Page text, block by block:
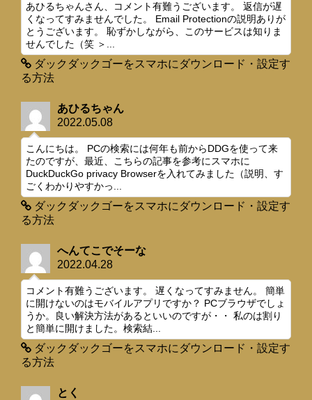
あひるちゃんさん、コメント有難うございます。 返信が遅
くなってすみませんでした。 Email Protectionの説明ありが
とうございます。 恥ずかしながら、このサービスは知りま
せんでした（笑 ＞...
ダックダックゴーをスマホにダウンロード・設定す
る方法
あひるちゃん
2022.05.08
こんにちは。 PCの検索には何年も前からDDGを使って来
たのですが、最近、こちらの記事を参考にスマホに
DuckDuckGo privacy Browserを入れてみました（説明、す
ごくわかりやすかっ...
ダックダックゴーをスマホにダウンロード・設定す
る方法
へんてこでそーな
2022.04.28
コメント有難うございます。 遅くなってすみません。 簡単
に開けないのはモバイルアプリですか？ PCブラウザでしょ
うか。良い解決方法があるといいのですが・・ 私のは割り
と簡単に開けました。検索結...
ダックダックゴーをスマホにダウンロード・設定す
る方法
とく